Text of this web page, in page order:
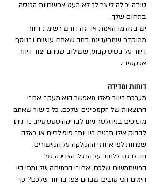
טובה יכולה לייצר לך לא מעט אפשרויות הכנסה
בתחום שלך.
יש בזה מן האמת אך זה דורש רשימת דיוור
ממוקדת שמתעניינת במה שאתם עושים ובנוסף
דיוור על בסיס קבוע, ששילוב שניהם יצור דיוור
אפקטיבי.
דוחות ומדידה
מערכת דיוור כאלו מאפשר הוא מעקב אחרי
התוצאות של הקמפיינים שלכם. כל קישור שאתם
מוסיפים בניוזלטר ניתן לבדיקה סטטיטית, כך ניתן
לבדוק אילו תכנים היו יותר פופולריים או כאלה
שפחות לפי אחוזי ההקלקה על הקישורים.
תוכלו גם ללמוד על הרגלי הצריכה של
המשתמשים שלכם, אחוזי הפתיחה של ומתי היו
הימים הכי טובים שבהם צפו בדיוור שלכם? כך